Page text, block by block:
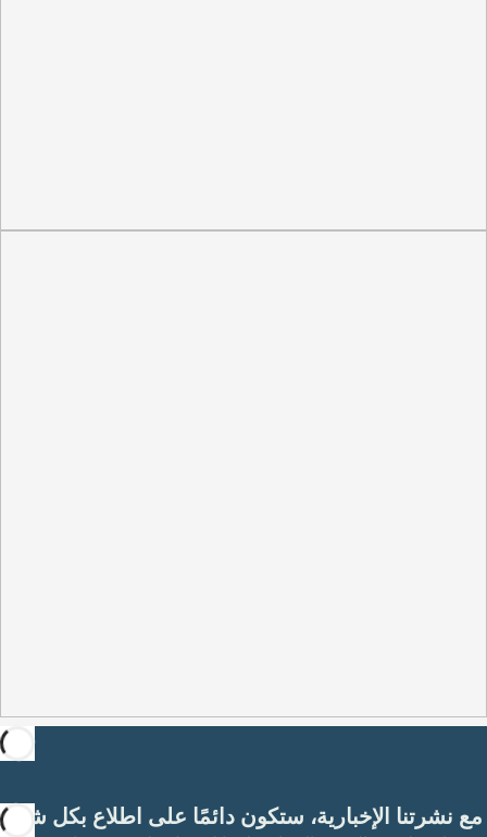
مع نشرتنا الإخبارية، ستكون دائمًا على اطلاع بكل شيء